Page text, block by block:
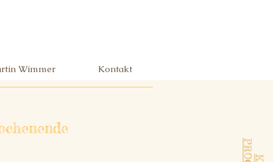
Wimmer Kontakt